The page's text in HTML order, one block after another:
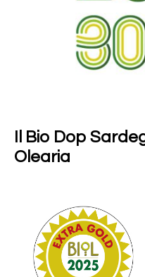
Il Bio Dop
Olearia